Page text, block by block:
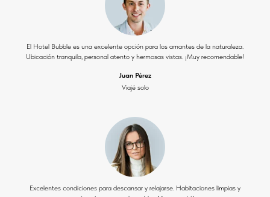
El Hotel Bubble es una excelente opción para los amantes de la naturaleza.
Ubicación tranquila, personal atento y hermosas vistas. ¡Muy recomendable!
Juan Pérez
Viajé solo
Excelentes condiciones para descansar y relajarse. Habitaciones limpias y